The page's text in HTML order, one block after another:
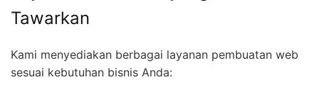
Tawarkan
Kami menyediakan berbagai layanan pembuatan web
sesuai kebutuhan bisnis Anda: